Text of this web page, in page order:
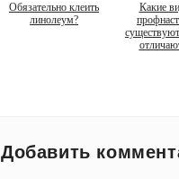
Обязательно клеить
линолеум?
Какие
Добавить